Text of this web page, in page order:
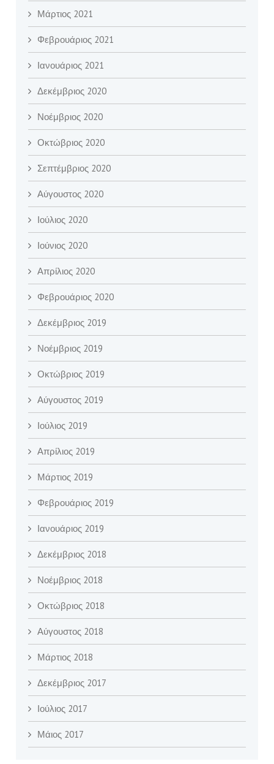
Μάρτιος 2021
Φεβρουάριος 2021
Ιανουάριος 2021
Δεκέμβριος 2020
Νοέμβριος 2020
Οκτώβριος 2020
Σεπτέμβριος 2020
Αύγουστος 2020
Ιούλιος 2020
Ιούνιος 2020
Απρίλιος 2020
Φεβρουάριος 2020
Δεκέμβριος 2019
Νοέμβριος 2019
Οκτώβριος 2019
Αύγουστος 2019
Ιούλιος 2019
Απρίλιος 2019
Μάρτιος 2019
Φεβρουάριος 2019
Ιανουάριος 2019
Δεκέμβριος 2018
Νοέμβριος 2018
Οκτώβριος 2018
Αύγουστος 2018
Μάρτιος 2018
Δεκέμβριος 2017
Ιούλιος 2017
Μάιος 2017